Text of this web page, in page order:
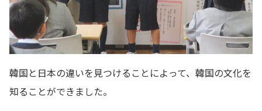
韓国と日本の違いを見つけることによって、韓国の文化を
知ることができました。